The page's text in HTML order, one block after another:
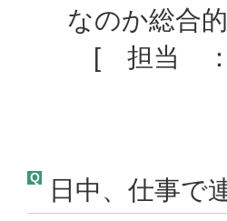
なのか総合
[ 担当
Q 日中、仕事で